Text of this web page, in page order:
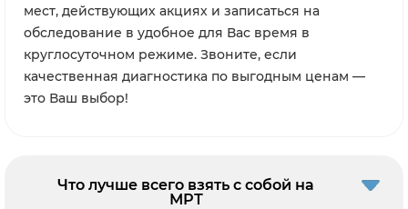
мест, действующих акциях и записаться на
обследование в удобное для Вас время в
круглосуточном режиме. Звоните, если
качественная диагностика по выгодным ценам —
это Ваш выбор!
Что лучше всего взять с собой на
МРТ